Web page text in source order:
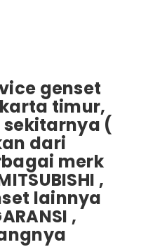
genset
timur,
(
dari
merk
,
lainnya
,